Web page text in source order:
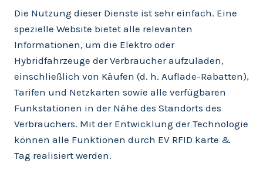
Die Nutzung dieser Dienste ist sehr einfach. Eine
spezielle Website bietet alle relevanten
Informationen, um die Elektro oder
Hybridfahrzeuge der Verbraucher aufzuladen,
einschließlich von Käufen (d. h. Auflade-Rabatten),
Tarifen und Netzkarten sowie alle verfügbaren
Funkstationen in der Nähe des Standorts des
Verbrauchers. Mit der Entwicklung der Technologie
können alle Funktionen durch EV RFID karte &
Tag realisiert werden.